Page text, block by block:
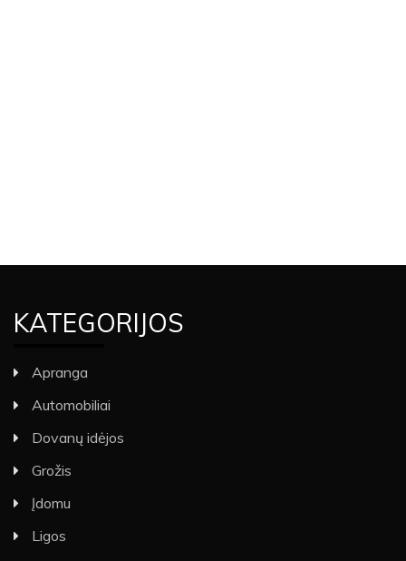
KATEGORIJOS
Apranga
Automobiliai
Dovanų idėjos
Grožis
Įdomu
Ligos